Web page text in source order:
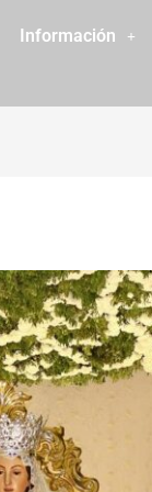
Información